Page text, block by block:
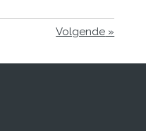
Volgende »